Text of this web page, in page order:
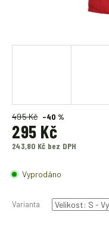
495 Kč –40 %
295 Kč
243,80 Kč bez DPH
cena:Vyprodáno
Varianta